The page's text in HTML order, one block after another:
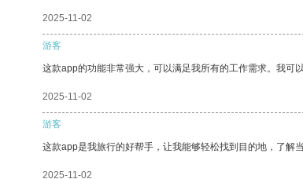
2025-11-02
游客
这款app的功能非常强大，可以满足我所有的工作需求。我可
2025-11-02
游客
这款app是我旅行的好帮手，让我能够轻松找到目的地，了解
2025-11-02